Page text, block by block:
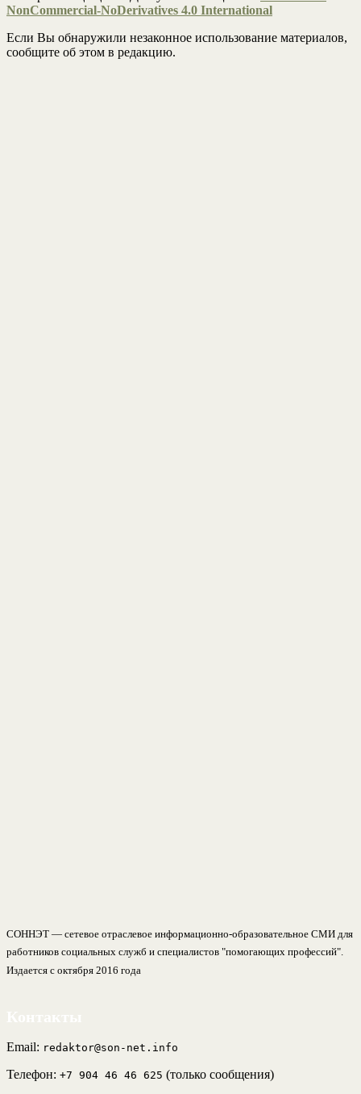
NonCommercial-NoDerivatives 4.0 International
Если Вы обнаружили незаконное использование материалов,
сообщите об этом в редакцию.
СОННЭТ — сетевое отраслевое информационно-образовательное СМИ для
работников социальных служб и специалистов "помогающих профессий".
Издается с октября 2016 года
Email: redaktor@son-net.info
Телефон: +7 904 46 46 625 (только сообщения)